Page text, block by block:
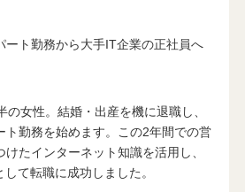
ート勤務から大手IT企業の正社員へ
女性。結婚・出産を機に退職し、
ト勤務を始めます。この2年間での営
たインターネット知識を活用し、
て転職に成功しました。